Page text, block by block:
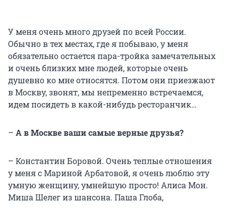
У меня очень много друзей по всей России.
Обычно в тех местах, где я побываю, у меня
обязательно остается пара-тройка замечательных
и очень близких мне людей, которые очень
душевно ко мне относятся. Потом они приезжают
в Москву, звонят, мы непременно встречаемся,
идем посидеть в какой-нибудь ресторанчик…
– А в Москве ваши самые верные друзья?
– Константин Боровой. Очень теплые отношения
у меня с Мариной Арбатовой, я очень люблю эту
умную женщину, умнейшую просто! Алиса Мон.
Миша Шелег из шансона. Паша Глоба,